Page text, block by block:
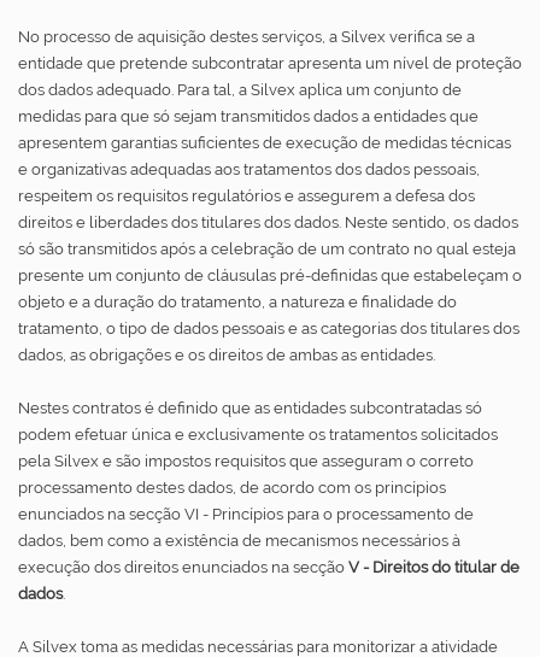
No processo de aquisição destes serviços, a Silvex verifica se a
entidade que pretende subcontratar apresenta um nível de proteção
dos dados adequado. Para tal, a Silvex aplica um conjunto de
medidas para que só sejam transmitidos dados a entidades que
apresentem garantias suficientes de execução de medidas técnicas
e organizativas adequadas aos tratamentos dos dados pessoais,
respeitem os requisitos regulatórios e assegurem a defesa dos
direitos e liberdades dos titulares dos dados. Neste sentido, os dados
só são transmitidos após a celebração de um contrato no qual esteja
presente um conjunto de cláusulas pré-definidas que estabeleçam o
objeto e a duração do tratamento, a natureza e finalidade do
tratamento, o tipo de dados pessoais e as categorias dos titulares dos
dados, as obrigações e os direitos de ambas as entidades.
Nestes contratos é definido que as entidades subcontratadas só
podem efetuar única e exclusivamente os tratamentos solicitados
pela Silvex e são impostos requisitos que asseguram o correto
processamento destes dados, de acordo com os princípios
enunciados na secção VI - Princípios para o processamento de
dados, bem como a existência de mecanismos necessários à
execução dos direitos enunciados na secção V - Direitos do titular de
dados.
A Silvex toma as medidas necessárias para monitorizar a atividade